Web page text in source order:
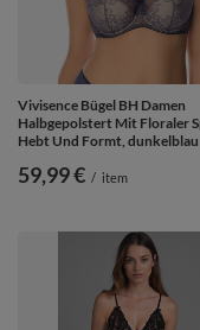
Vivisence Bügel BH Damen
Halbgepolstert Mit Floraler
Hebt Und Formt, dunkelblau
59,99 € / item